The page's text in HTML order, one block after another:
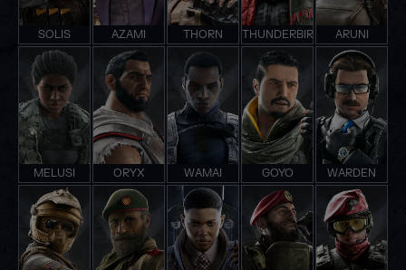
SOLIS AZAMI THORN THUNDERBIRD ARUNI
MELUSI ORYX WAMAI GOYO WARDEN